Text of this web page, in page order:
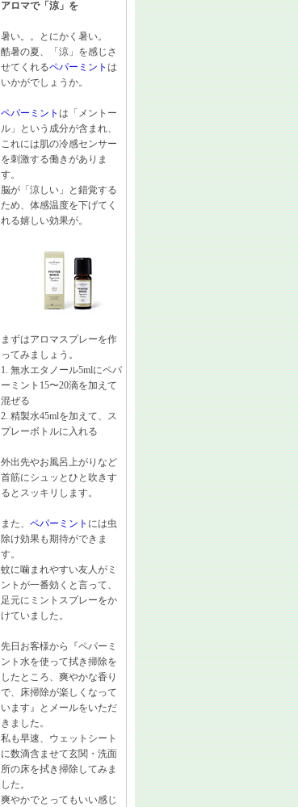
アロマで「涼」を
暑い。。とにかく暑い。
酷暑の夏、「涼」を感じさ
せてくれるペパーミント は
いかがでしょうか。
ペパーミント は「メントー
ル」という成分が含まれ、
これには肌の冷感センサー
を刺激する働きがありま
す。
脳が「涼しい」と錯覚する
ため、体感温度を下げてく
れる嬉しい効果が。
まずはアロマスプレーを作
ってみましょう。
1. 無水エタノール5mlにペパ
ーミント15〜20滴を加えて
混ぜる
2. 精製水45mlを加えて、ス
プレーボトルに入れる
外出先やお風呂上がりなど
首筋にシュッとひと吹きす
るとスッキリします。
また、 ペパーミント には虫
除け効果も期待ができま
す。
蚊に噛まれやすい友人がミ
ントが一番効くと言って、
足元にミントスプレーをか
けていました。
先日お客様から『ペパーミ
ント水を使って拭き掃除を
したところ、爽やかな香り
で、床掃除が楽しくなって
います』とメールをいただ
きました。
私も早速、ウェットシート
に数滴含ませて玄関・洗面
所の床を拭き掃除してみま
した。
爽やかでとってもいい感じ